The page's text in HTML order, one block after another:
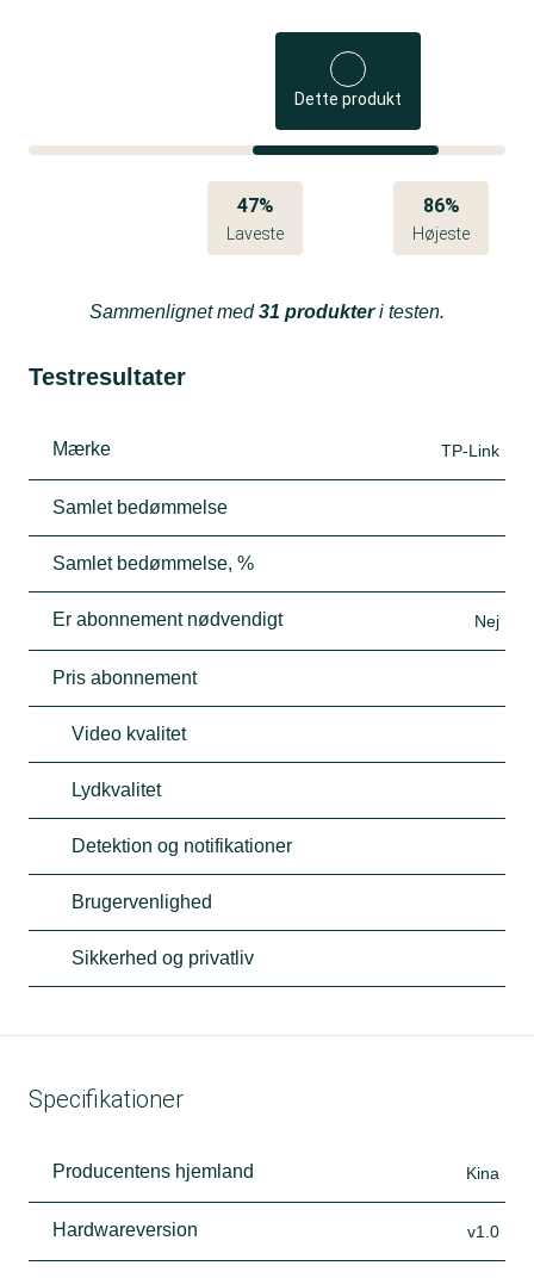
Dette produkt
47%
Laveste
86%
Højeste
Sammenlignet med31 produkteri testen.
Testresultater
Mærke TP-Link
Samlet bedømmelse
Samlet bedømmelse, %
Er abonnement nødvendigt Nej
Pris abonnement
Video kvalitet
Lydkvalitet
Detektion og notifikationer
Brugervenlighed
Sikkerhed og privatliv
Specifikationer
Producentens hjemland Kina
Hardwareversion v1.0